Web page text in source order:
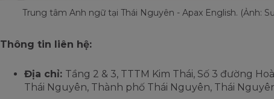
Trung tâm Anh ngữ tại Thái Nguyên - Apax English. (Ảnh:
Thông tin liên hệ:
Địa chỉ: Tầng 2 & 3, TTTM Kim Thái, Số 3 đường
Thái Nguyên, Thành phố Thái Nguyên, Thái